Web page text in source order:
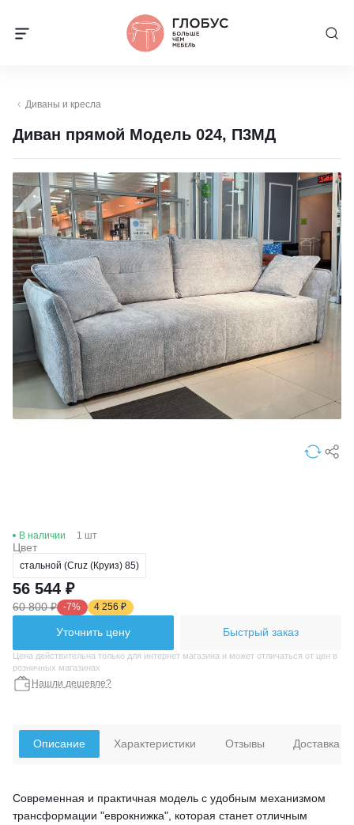
Диваны и кресла
Диван прямой Модель 024, П3МД
В наличии 1 шт
Цвет
стальной (Cruz (Круиз) 85)
56 544 ₽
60 800 ₽ -7% 4 256 ₽
Уточнить цену Быстрый заказ
Цена действительна только для интернет магазина и может отличаться от цен в
розничных магазинах
Нашли дешевле?
Описание
Современная и практичная модель с удобным механизмом
трансформации "еврокнижка", которая станет отличным
Характеристики Отзывы Доставка